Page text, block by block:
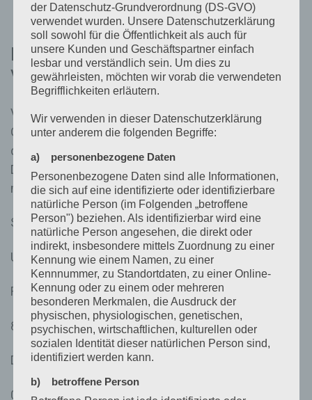
Name und Anschrift des für die
Verarbeitung Verantwortlichen
Verantwortlicher im Sinne der Datenschutz-
Grundverordnung, sonstiger in den Mitgliedstaaten
der Europäischen Union geltenden
Datenschutzgesetze und anderer Bestimmungen
mit datenschutzrechtlichem Charakter ist die:
Schaden-Team Hoffmann
Uwe Hoffmann
Rebhalde 4
88142 Wasserburg
Deutschland
083829111378
der Datenschutz-Grundverordnung (DS-GVO)
verwendet wurden. Unsere Datenschutzerklärung
soll sowohl für die Öffentlichkeit als auch für
unsere Kunden und Geschäftspartner einfach
lesbar und verständlich sein. Um dies zu
gewährleisten, möchten wir vorab die verwendeten
Begrifflichkeiten erläutern.
Wir verwenden in dieser Datenschutzerklärung
unter anderem die folgenden Begriffe:
a) personenbezogene Daten
Personenbezogene Daten sind alle Informationen,
die sich auf eine identifizierte oder identifizierbare
natürliche Person (im Folgenden „betroffene
Person") beziehen. Als identifizierbar wird eine
natürliche Person angesehen, die direkt oder
indirekt, insbesondere mittels Zuordnung zu einer
Kennung wie einem Namen, zu einer
Kennnummer, zu Standortdaten, zu einer Online-
Kennung oder zu einem oder mehreren
besonderen Merkmalen, die Ausdruck der
physischen, physiologischen, genetischen,
psychischen, wirtschaftlichen, kulturellen oder
sozialen Identität dieser natürlichen Person sind,
identifiziert werden kann.
b) betroffene Person